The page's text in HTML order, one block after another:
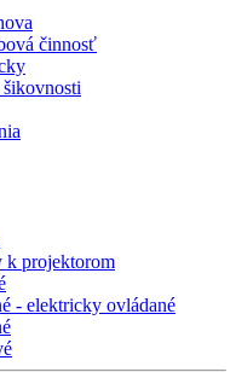
činnosť
k projektorom
- elektricky ovládané